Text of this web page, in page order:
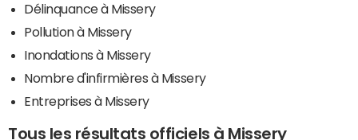
Délinquance à Missery
Pollution à Missery
Inondations à Missery
Nombre d'infirmières à Missery
Entreprises à Missery
Tous les résultats officiels à Missery